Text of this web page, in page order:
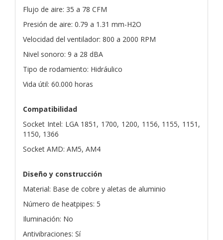
Flujo de aire: 35 a 78 CFM
Presión de aire: 0.79 a 1.31 mm-H2O
Velocidad del ventilador: 800 a 2000 RPM
Nivel sonoro: 9 a 28 dBA
Tipo de rodamiento: Hidráulico
Vida útil: 60.000 horas
Compatibilidad
Socket Intel: LGA 1851, 1700, 1200, 1156, 1155, 1151,
1150, 1366
Socket AMD: AM5, AM4
Diseño y construcción
Material: Base de cobre y aletas de aluminio
Número de heatpipes: 5
Iluminación: No
Antivibraciones: Sí